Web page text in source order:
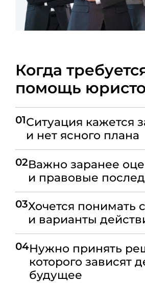
Когда
помощь
01Ситуация кажется
и нет ясного плана
02Важно заранее
и правовые
03Хочется понимать
и варианты
04Нужно принять
которого зависят
будущее